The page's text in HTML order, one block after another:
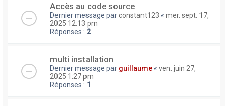
Accès au code source
Dernier message parconstant123 « mer. sept. 17,
2025 12:13 pm
Réponses : 2
multi installation
Dernier message par guillaume « ven. juin 27,
2025 1:27 pm
Réponses : 1